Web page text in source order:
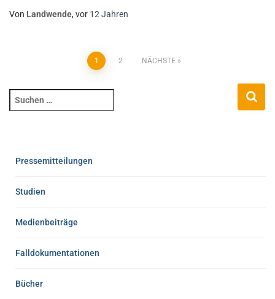
Von Landwende, vor 12 Jahren
1 2 NÄCHSTE
Pressemitteilungen
Studien
Medienbeiträge
Falldokumentationen
Bücher